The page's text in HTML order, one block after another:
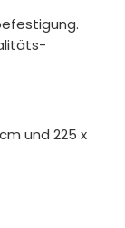
und 225 x